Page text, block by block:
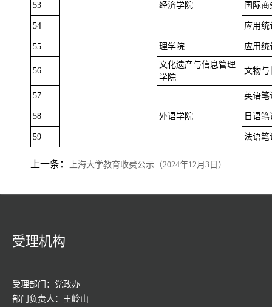
经济学院
53 国际商
54 应用统
55 理学院 应用统
56
文化遗产与信息管理
学院
文物与
57
外语学院
英语笔
58 日语笔
59 法语笔
上一条： 上海大学教育收费公示（2024年12月3日）
受理机构
受理部门：党政办
部门负责人：王岭山